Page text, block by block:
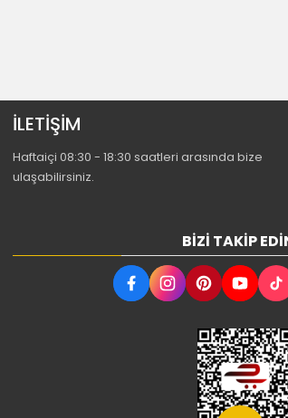
İLETİŞİM
Haftaiçi 08:30 - 18:30 saatleri arasında bize
ulaşabilirsiniz.
BIZI TAKIP